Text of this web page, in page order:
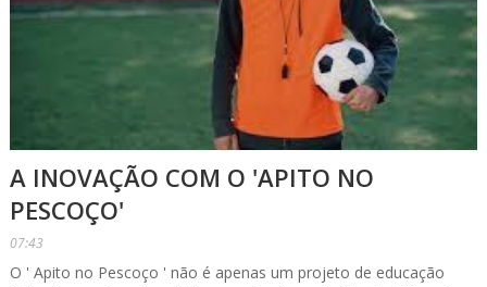
A INOVAÇÃO COM O 'APITO NO
PESCOÇO'
07:43
O ' Apito no Pescoço ' não é apenas um projeto de educação